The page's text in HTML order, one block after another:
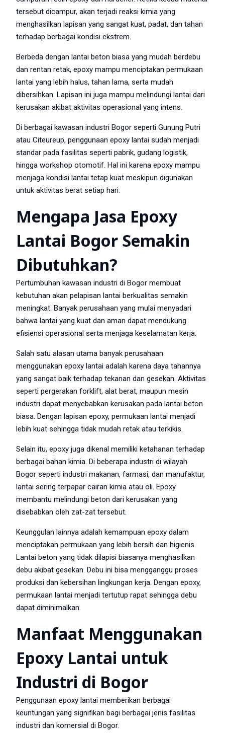
tersebut dicampur, akan terjadi reaksi kimia yang
menghasilkan lapisan yang sangat kuat, padat, dan tahan
terhadap berbagai kondisi ekstrem.
Berbeda dengan lantai beton biasa yang mudah berdebu
dan rentan retak, epoxy mampu menciptakan permukaan
lantai yang lebih halus, tahan lama, serta mudah
dibersihkan. Lapisan ini juga mampu melindungi lantai dari
kerusakan akibat aktivitas operasional yang intens.
Di berbagai kawasan industri Bogor seperti Gunung Putri
atau Citeureup, penggunaan epoxy lantai sudah menjadi
standar pada fasilitas seperti pabrik, gudang logistik,
hingga workshop otomotif. Hal ini karena epoxy mampu
menjaga kondisi lantai tetap kuat meskipun digunakan
untuk aktivitas berat setiap hari.
Mengapa Jasa Epoxy
Lantai Bogor Semakin
Dibutuhkan?
Pertumbuhan kawasan industri di Bogor membuat
kebutuhan akan pelapisan lantai berkualitas semakin
meningkat. Banyak perusahaan yang mulai menyadari
bahwa lantai yang kuat dan aman dapat mendukung
efisiensi operasional serta menjaga keselamatan kerja.
Salah satu alasan utama banyak perusahaan
menggunakan epoxy lantai adalah karena daya tahannya
yang sangat baik terhadap tekanan dan gesekan. Aktivitas
seperti pergerakan forklift, alat berat, maupun mesin
industri dapat menyebabkan kerusakan pada lantai beton
biasa. Dengan lapisan epoxy, permukaan lantai menjadi
lebih kuat sehingga tidak mudah retak atau terkikis.
Selain itu, epoxy juga dikenal memiliki ketahanan terhadap
berbagai bahan kimia. Di beberapa industri di wilayah
Bogor seperti industri makanan, farmasi, dan manufaktur,
lantai sering terpapar cairan kimia atau oli. Epoxy
membantu melindungi beton dari kerusakan yang
disebabkan oleh zat-zat tersebut.
Keunggulan lainnya adalah kemampuan epoxy dalam
menciptakan permukaan yang lebih bersih dan higienis.
Lantai beton yang tidak dilapisi biasanya menghasilkan
debu akibat gesekan. Debu ini bisa mengganggu proses
produksi dan kebersihan lingkungan kerja. Dengan epoxy,
permukaan lantai menjadi tertutup rapat sehingga debu
dapat diminimalkan.
Manfaat Menggunakan
Epoxy Lantai untuk
Industri di Bogor
Penggunaan epoxy lantai memberikan berbagai
keuntungan yang signifikan bagi berbagai jenis fasilitas
industri dan komersial di Bogor.